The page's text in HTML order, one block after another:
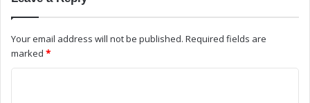
Your email address will not be published. Required fields are
marked *